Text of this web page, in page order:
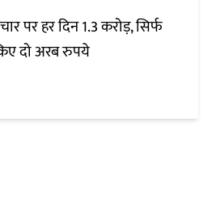
पर हर दिन 1.3 करोड़, सिर्फ
दो अरब रुपये